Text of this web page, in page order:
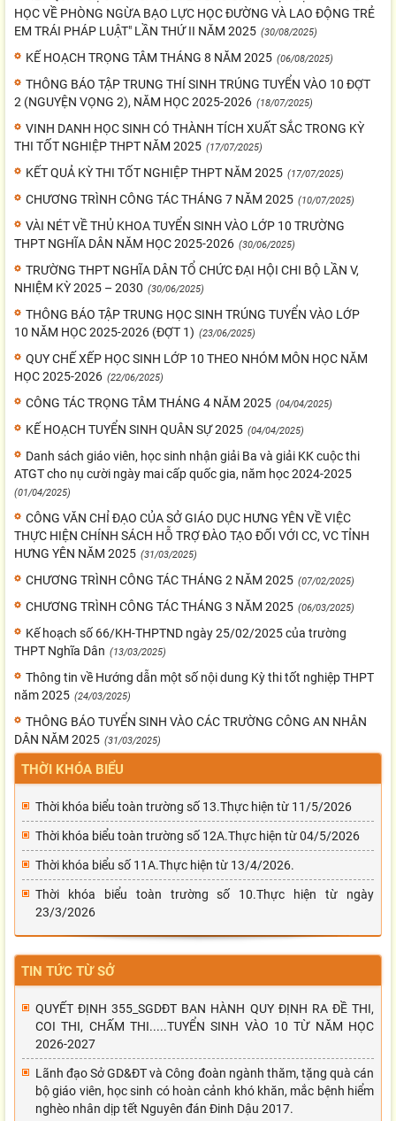
HỌC VỀ PHÒNG NGỪA BẠO LỰC HỌC ĐƯỜNG VÀ LAO ĐỘNG TRẺ
EM TRÁI PHÁP LUẬT" LẦN THỨ II NĂM 2025 (30/08/2025)
KẾ HOẠCH TRỌNG TÂM THÁNG 8 NĂM 2025 (06/08/2025)
THÔNG BÁO TẬP TRUNG THÍ SINH TRÚNG TUYỂN VÀO 10 ĐỢT
2 (NGUYỆN VỌNG 2), NĂM HỌC 2025-2026 (18/07/2025)
VINH DANH HỌC SINH CÓ THÀNH TÍCH XUẤT SẮC TRONG KỲ
THI TỐT NGHIỆP THPT NĂM 2025 (17/07/2025)
KẾT QUẢ KỲ THI TỐT NGHIỆP THPT NĂM 2025 (17/07/2025)
CHƯƠNG TRÌNH CÔNG TÁC THÁNG 7 NĂM 2025 (10/07/2025)
VÀI NÉT VỀ THỦ KHOA TUYỂN SINH VÀO LỚP 10 TRƯỜNG
THPT NGHĨA DÂN NĂM HỌC 2025-2026 (30/06/2025)
TRƯỜNG THPT NGHĨA DÂN TỔ CHỨC ĐẠI HỘI CHI BỘ LẦN V,
NHIỆM KỲ 2025 – 2030 (30/06/2025)
THÔNG BÁO TẬP TRUNG HỌC SINH TRÚNG TUYỂN VÀO LỚP
10 NĂM HỌC 2025-2026 (ĐỢT 1) (23/06/2025)
QUY CHẾ XẾP HỌC SINH LỚP 10 THEO NHÓM MÔN HỌC NĂM
HỌC 2025-2026 (22/06/2025)
CÔNG TÁC TRỌNG TÂM THÁNG 4 NĂM 2025 (04/04/2025)
KẾ HOẠCH TUYỂN SINH QUÂN SỰ 2025 (04/04/2025)
Danh sách giáo viên, học sinh nhận giải Ba và giải KK cuộc thi
ATGT cho nụ cười ngày mai cấp quốc gia, năm học 2024-2025
(01/04/2025)
CÔNG VĂN CHỈ ĐẠO CỦA SỞ GIÁO DỤC HƯNG YÊN VỀ VIỆC
THỰC HIỆN CHÍNH SÁCH HỖ TRỢ ĐÀO TẠO ĐỐI VỚI CC, VC TỈNH
HƯNG YÊN NĂM 2025 (31/03/2025)
CHƯƠNG TRÌNH CÔNG TÁC THÁNG 2 NĂM 2025 (07/02/2025)
CHƯƠNG TRÌNH CÔNG TÁC THÁNG 3 NĂM 2025 (06/03/2025)
Kế hoạch số 66/KH-THPTND ngày 25/02/2025 của trường
THPT Nghĩa Dân (13/03/2025)
Thông tin về Hướng dẫn một số nội dung Kỳ thi tốt nghiệp THPT
năm 2025 (24/03/2025)
THÔNG BÁO TUYỂN SINH VÀO CÁC TRƯỜNG CÔNG AN NHÂN
DÂN NĂM 2025 (31/03/2025)
THỜI KHÓA BIỂU
Thời khóa biểu toàn trường số 13.Thực hiện từ 11/5/2026
Thời khóa biểu toàn trường số 12A.Thực hiện từ 04/5/2026
Thời khóa biểu số 11A.Thực hiện từ 13/4/2026.
Thời khóa biểu toàn trường số 10.Thực hiện từ ngày
23/3/2026
TIN TỨC TỪ SỞ
QUYẾT ĐỊNH 355_SGDĐT BAN HÀNH QUY ĐỊNH RA ĐỀ THI,
COI THI, CHẤM THI.....TUYỂN SINH VÀO 10 TỪ NĂM HỌC
2026-2027
Lãnh đạo Sở GD&ĐT và Công đoàn ngành thăm, tặng quà cán
bộ giáo viên, học sinh có hoàn cảnh khó khăn, mắc bệnh hiểm
nghèo nhân dịp tết Nguyên đán Đinh Dậu 2017.